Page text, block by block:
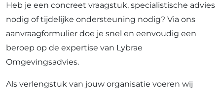
Heb je een concreet vraagstuk, specialistische advies
nodig of tijdelijke ondersteuning nodig? Via ons
aanvraagformulier doe je snel en eenvoudig een
beroep op de expertise van Lybrae
Omgevingsadvies.
Als verlengstuk van jouw organisatie voeren wij